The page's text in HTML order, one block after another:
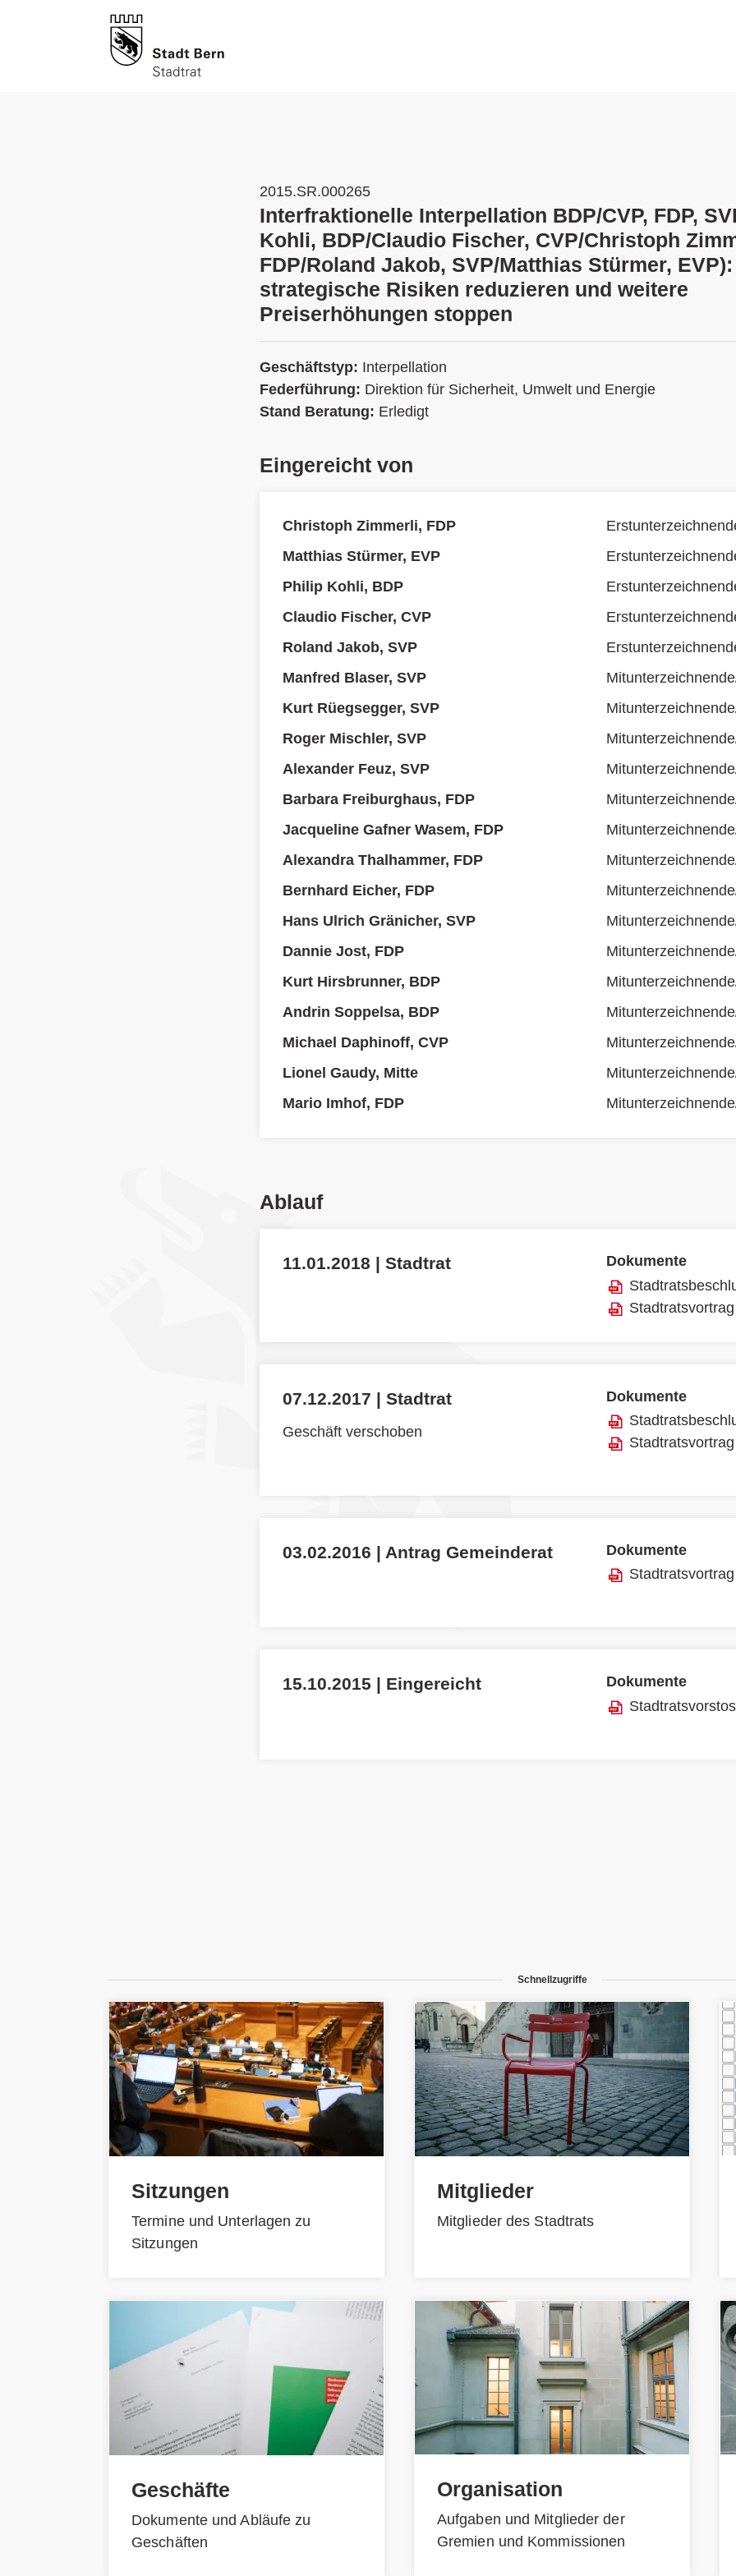
2015.SR.000265
Interfraktionelle Interpellation BDP/CVP, FDP,
Kohli, BDP/Claudio Fischer, CVP/Christoph
FDP/Roland Jakob, SVP/Matthias Stürmer,
strategische Risiken reduzieren und weitere
Preiserhöhungen stoppen
Geschäftstyp: Interpellation
Federführung: Direktion für Sicherheit, Umwelt und Energie
Stand Beratung: Erledigt
Eingereicht von
Christoph Zimmerli, FDP
Matthias Stürmer, EVP
Philip Kohli, BDP
Claudio Fischer, CVP
Roland Jakob, SVP
Manfred Blaser, SVP
Kurt Rüegsegger, SVP
Roger Mischler, SVP
Alexander Feuz, SVP
Barbara Freiburghaus, FDP
Jacqueline Gafner Wasem, FDP
Alexandra Thalhammer, FDP
Bernhard Eicher, FDP
Hans Ulrich Gränicher, SVP
Dannie Jost, FDP
Kurt Hirsbrunner, BDP
Andrin Soppelsa, BDP
Michael Daphinoff, CVP
Lionel Gaudy, Mitte
Mario Imhof, FDP
Ablauf
11.01.2018 | Stadtrat
Dokumente
Stadtratsvortrag
07.12.2017 | Stadtrat
Geschäft verschoben
Dokumente
Stadtratsvortrag
03.02.2016 | Antrag Gemeinderat
Dokumente
Stadtratsvortrag
15.10.2015 | Eingereicht
Dokumente
Schnellzugriffe
Sitzungen
Termine und Unterlagen zu
Sitzungen
Geschäfte
Dokumente und Abläufe zu
Geschäften
Mitglieder
Mitglieder des Stadtrats
Organisation
Aufgaben und Mitglieder der
Gremien und Kommissionen